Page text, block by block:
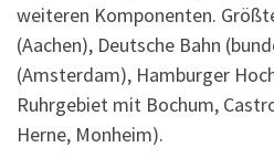
weiteren Komponenten.
(Aachen), Deutsche Bahn
(Amsterdam), Hamburger
Ruhrgebiet mit Bochum,
Herne, Monheim).